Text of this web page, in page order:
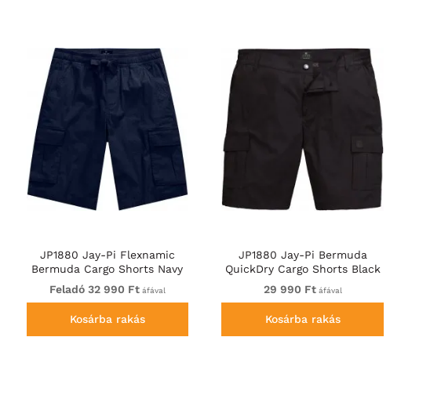
JP1880 Jay-Pi Flexnamic
Bermuda Cargo Shorts Navy
Blue
Feladó 32 990 Ftáfával
Kosárba rakás
JP1880 Jay-Pi Bermuda
QuickDry Cargo Shorts Black
29 990 Ftáfával
Kosárba rakás